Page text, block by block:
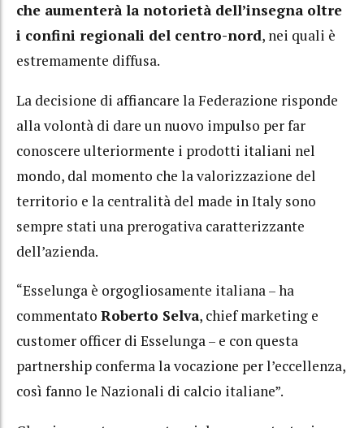
che aumenterà la notorietà dell’insegna oltre
i confini regionali del centro-nord, nei quali è
estremamente diffusa.
La decisione di affiancare la Federazione risponde
alla volontà di dare un nuovo impulso per far
conoscere ulteriormente i prodotti italiani nel
mondo, dal momento che la valorizzazione del
territorio e la centralità del made in Italy sono
sempre stati una prerogativa caratterizzante
dell’azienda.
“Esselunga è orgogliosamente italiana – ha
commentato Roberto Selva, chief marketing e
customer officer di Esselunga – e con questa
partnership conferma la vocazione per l’eccellenza,
così fanno le Nazionali di calcio italiane”.